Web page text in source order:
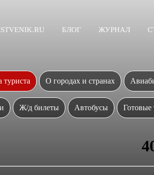
БЛОГ ЖУРНАЛ
туриста О городах и странах
Ж/д билеты Автобусы Готовые